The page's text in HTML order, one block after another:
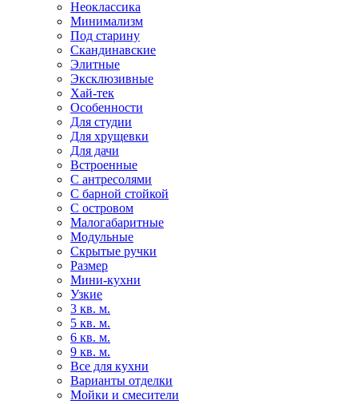
Неоклассика
Минимализм
Под старину
Скандинавские
Элитные
Эксклюзивные
Хай-тек
Особенности
Для студии
Для хрущевки
Для дачи
Встроенные
С антресолями
С барной стойкой
С островом
Малогабаритные
Модульные
Скрытые ручки
Размер
Мини-кухни
Узкие
3 кв. м.
5 кв. м.
6 кв. м.
9 кв. м.
Все для кухни
Варианты отделки
Мойки и смесители